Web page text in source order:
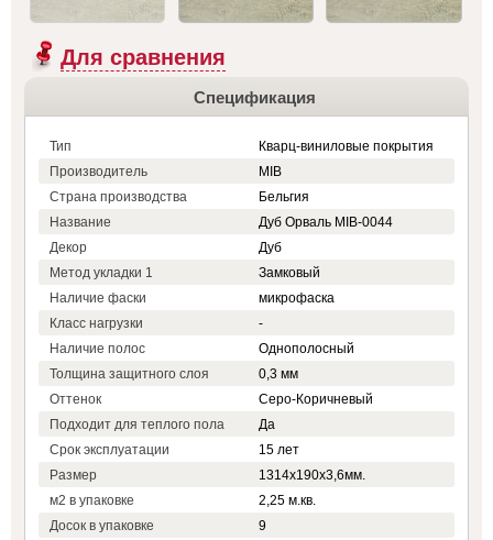
Для сравнения
Спецификация
Тип
Кварц-виниловые покрытия
Производитель
MIB
Страна производства
Бельгия
Название
Дуб Орваль MIB-0044
Декор
Дуб
Метод укладки 1
Замковый
Наличие фаски
микрофаска
Класс нагрузки
-
Наличие полос
Однополосный
Толщина защитного слоя
0,3 мм
Оттенок
Серо-Коричневый
Подходит для теплого пола
Да
Срок эксплуатации
15 лет
Размер
1314х190х3,6мм.
м2 в упаковке
2,25 м.кв.
Досок в упаковке
9